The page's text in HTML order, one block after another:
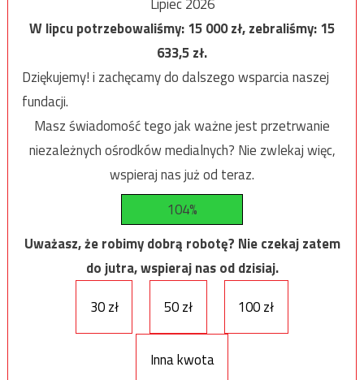
W lipcu potrzebowaliśmy:15 000zł, zebraliśmy:15
633,5zł.
Dziękujemy! i zachęcamy do dalszego wsparcia naszej
fundacji.
Masz świadomość tego jak ważne jest przetrwanie
niezależnych ośrodków medialnych? Nie zwlekaj więc,
wspieraj nas już od teraz.
104%
Uważasz, że robimy dobrą robotę? Nie czekaj zatem
do jutra, wspieraj nas od dzisiaj.
30 zł
50 zł 100 zł
Inna kwota